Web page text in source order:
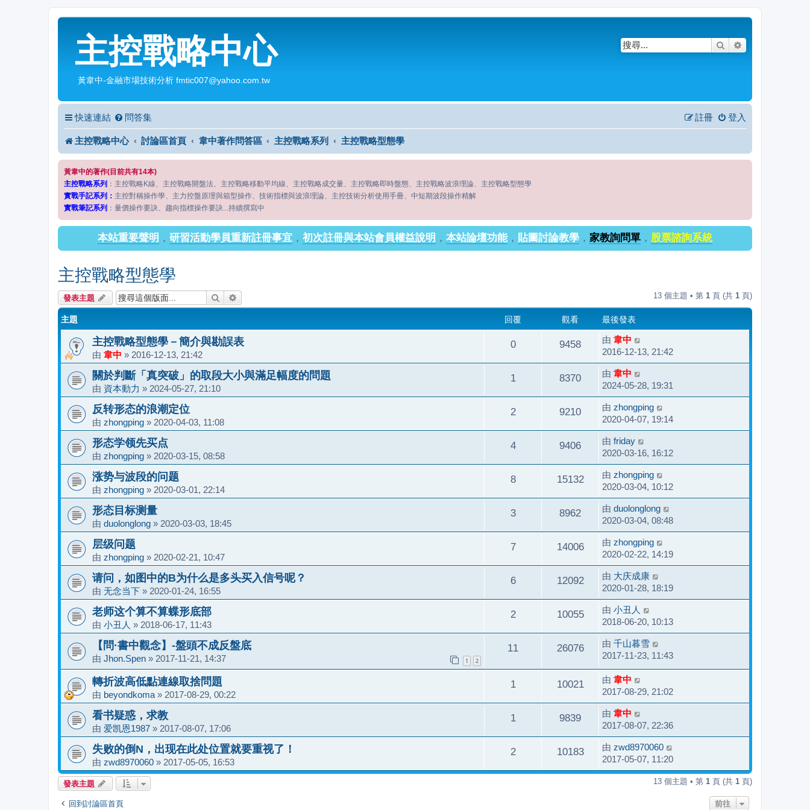
主控戰略中心
黃韋中-金融市場技術分析 fmtic007@yahoo.com.tw
搜尋
快速連結 問答集 登入
註冊
主控戰略中心 討論區首頁 韋中著作問答區 主控戰略系列 主控戰略型態學
黃韋中的著作(目前共有14本)
主控戰略系列 ：主控戰略K線、主控戰略開盤法、主控戰略移動平均線、主控戰略成交量、主控戰略即時盤態、主控戰略波浪理論、主控戰略型態學
實戰手記系列： 主控對稱操作學、主力控盤原理與箱型操作、技術指標與波浪理論、主控技術分析使用手冊、中短期波段操作精解
實戰筆記系列 ：量價操作要訣、趨向指標操作要訣...持續撰寫中
本站重要聲明 ， 研習活動學員重新註冊事宜 ， 初次註冊與本站會員權益說明 ， 本站論壇功能， 貼圖討論教學 ， 家教詢問單 ， 股票諮詢系統
主控戰略型態學
發表主題 搜尋 13 個主題 • 第 1 頁 (共 1 頁)
主題 回覆 觀看 最後發表
主控戰略型態學－簡介與勘誤表
由 韋中 » 2016-12-13, 21:42
0 9458 由 韋中
2016-12-13, 21:42
關於判斷「真突破」的取段大小與滿足幅度的問題
由 資本動力 » 2024-05-27, 21:10
1 8370 由 韋中
2024-05-28, 19:31
反转形态的浪潮定位
由 zhongping » 2020-04-03, 11:08
2 9210 由 zhongping
2020-04-07, 19:14
形态学领先买点
由 zhongping » 2020-03-15, 08:58
4 9406 由 friday
2020-03-16, 16:12
涨势与波段的问题
由 zhongping » 2020-03-01, 22:14
8 15132 由 zhongping
2020-03-04, 10:12
形态目标测量
由 duolonglong » 2020-03-03, 18:45
3 8962 由 duolonglong
2020-03-04, 08:48
层级问题
由 zhongping » 2020-02-21, 10:47
7 14006 由 zhongping
2020-02-22, 14:19
请问，如图中的B为什么是多头买入信号呢？
由 无念当下 » 2020-01-24, 16:55
6 12092 由 大庆成康
2020-01-28, 18:19
老师这个算不算蝶形底部
由 小丑人 » 2018-06-17, 11:43
2 10055 由 小丑人
2018-06-20, 10:13
【問·書中觀念】-盤頭不成反盤底
由 Jhon.Spen » 2017-11-21, 14:37 1 2
11 26076 由 千山暮雪
2017-11-23, 11:43
轉折波高低點連線取捨問題
由 beyondkoma » 2017-08-29, 00:22
1 10021 由 韋中
2017-08-29, 21:02
看书疑惑，求教
由 爱凯恩1987 » 2017-08-07, 17:06
1 9839 由 韋中
2017-08-07, 22:36
失败的倒N，出现在此处位置就要重视了！
由 zwd8970060 » 2017-05-05, 16:53
2 10183 由 zwd8970060
2017-05-07, 11:20
發表主題 13 個主題 • 第 1 頁 (共 1 頁)
回到討論區首頁 前往